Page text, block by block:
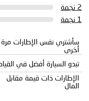
2 نجمة
1 نجمة
سأشتري نفس الإطارات مرة
أخرى
تبدو السيارة أفضل في
الإطارات ذات قيمة مقابل
المال